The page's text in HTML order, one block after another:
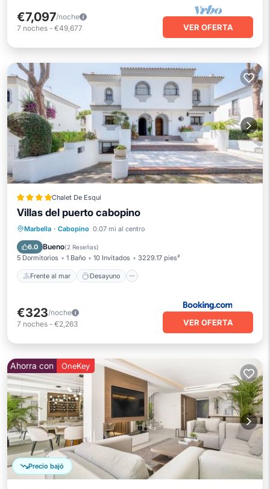
€7,097/noche
7 noches - €49,677 VER OFERTA
Chalet De Esquí
Villas del puerto cabopino
Marbella · Cabopino 0.07 mi al centro
6.0 Bueno(2 Reseñas)
5 Dormitorios 1 Baño 10 Invitados 3229.17 pies²
Frente al mar Desayuno
Frente al mar Desayuno
Vista al mar
€323/noche
7 noches - €2,263 VER OFERTA
Precio bajó
Ahorra con OneKey